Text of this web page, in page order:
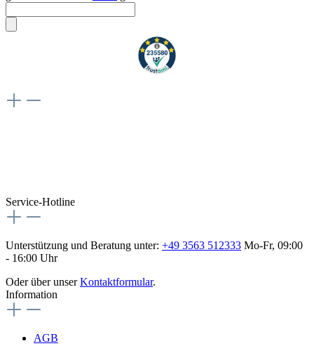
Service-Hotline
Unterstützung und Beratung unter: +49 3563 512333 Mo-Fr, 09:00
- 16:00 Uhr
Oder über unserKontaktformular.
Information
AGB